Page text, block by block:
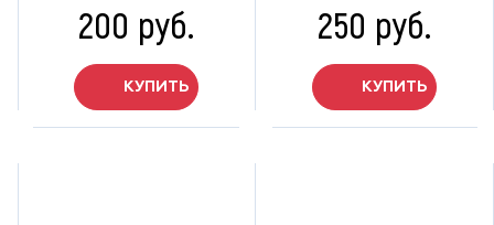
200 руб.
КУПИТЬ
250 руб.
КУПИТЬ